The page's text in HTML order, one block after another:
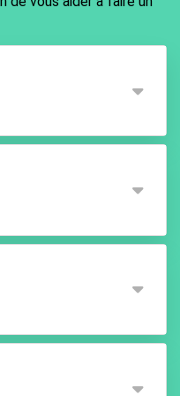
pour un
les voyageurs, en
prix quasi
réservé puis
pour leservice
véhicule sera
professionnel et
vers un parking
vous proche
la facilité. En effet,
et sont idéales